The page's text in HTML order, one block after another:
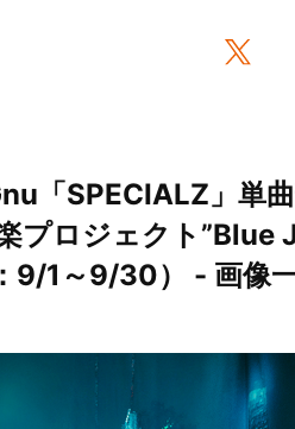
「SPECIALZ」単
プロジェクト”Blue
9/1～9/30） - 画像